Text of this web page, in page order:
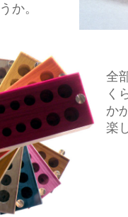
か。
全
く
か
楽